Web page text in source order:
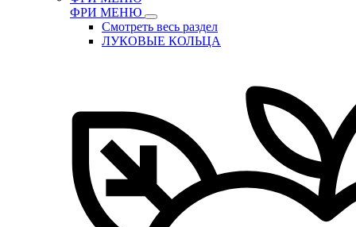
ФРИ МЕНЮ
Смотреть весь раздел
ЛУКОВЫЕ КОЛЬЦА